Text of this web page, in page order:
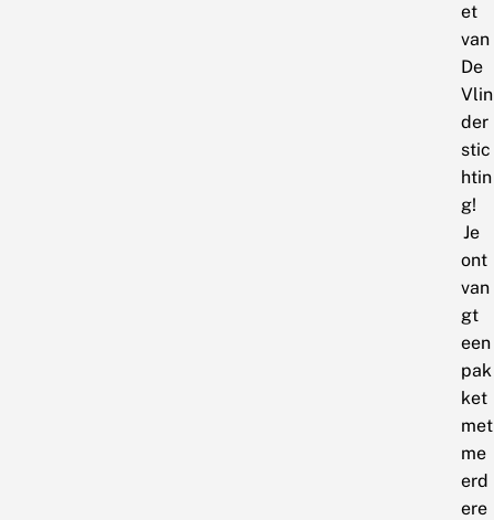
et
van
De
Vlin
der
stic
htin
g!
Je
ont
van
gt
een
pak
ket
met
me
erd
ere